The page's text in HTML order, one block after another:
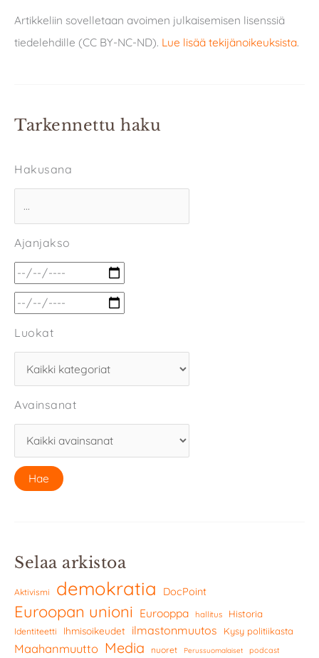
Artikkeliin sovelletaan avoimen julkaisemisen lisenssiä
tiedelehdille (CC BY-NC-ND). Lue lisää tekijänoikeuksista.
Tarkennettu haku
Hakusana
Ajanjakso
Luokat
Avainsanat
Selaa arkistoa
Aktivismi demokratia DocPoint
Euroopan unioni Eurooppa hallitus Historia
Identiteetti Ihmisoikeudet ilmastonmuutos Kysy politiikasta
Maahanmuutto Media nuoret Perussuomalaiset podcast